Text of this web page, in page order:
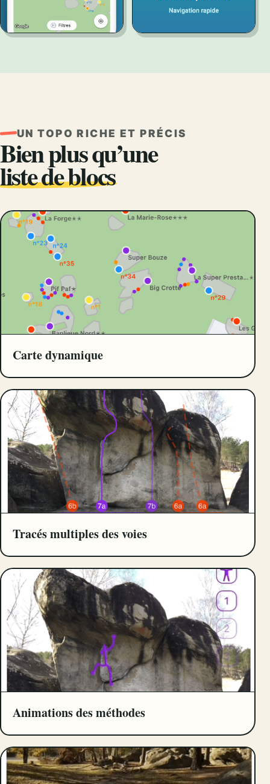
UN TOPO RICHE ET PRÉCIS
Bien plus qu’une
liste de blocs
Carte dynamique
Tracés multiples des voies
Animations des méthodes